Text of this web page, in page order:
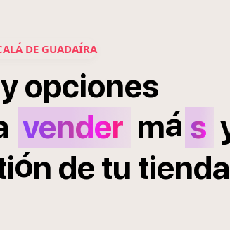
DE GUADAÍRA
yopciones
vender má s
ón de tu tienda